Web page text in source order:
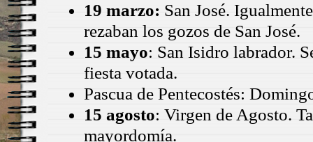
19 marzo: San José.
rezaban los gozos de San José.
15 mayo: San Isidro labrador.
fiesta votada.
Pascua de Pentecostés:
15 agosto: Virgen de Agosto.
mayordomía.